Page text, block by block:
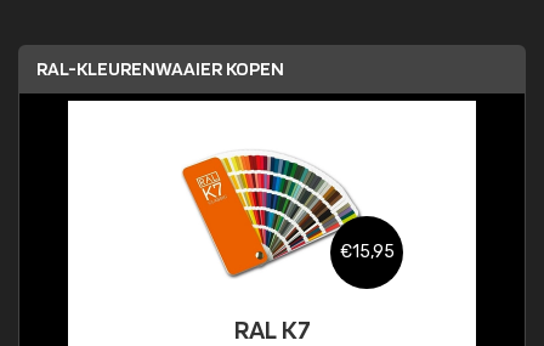
RAL-KLEURENWAAIER KOPEN
€15,95
RAL K7